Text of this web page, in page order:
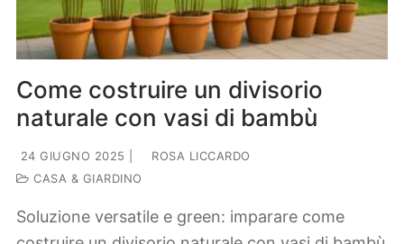
Come costruire un divisorio
naturale con vasi di bambù
24 GIUGNO 2025
ROSA LICCARDO
CASA & GIARDINO
Soluzione versatile e green: imparare come